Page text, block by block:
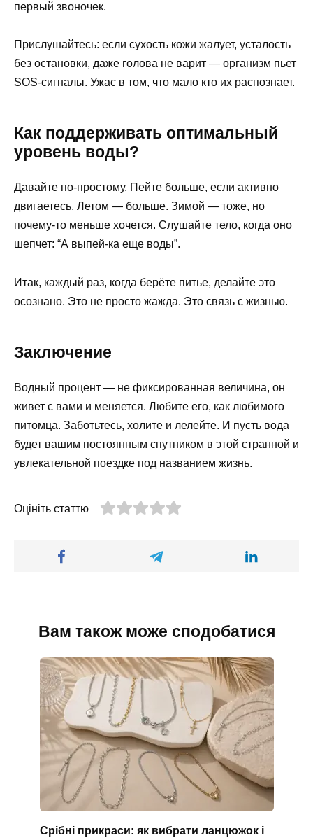
первый звоночек.
Прислушайтесь: если сухость кожи жалует, усталость
без остановки, даже голова не варит — организм пьет
SOS-сигналы. Ужас в том, что мало кто их распознает.
Как поддерживать оптимальный
уровень воды?
Давайте по-простому. Пейте больше, если активно
двигаетесь. Летом — больше. Зимой — тоже, но
почему-то меньше хочется. Слушайте тело, когда оно
шепчет: “А выпей-ка еще воды”.
Итак, каждый раз, когда берёте питье, делайте это
осознано. Это не просто жажда. Это связь с жизнью.
Заключение
Водный процент — не фиксированная величина, он
живет с вами и меняется. Любите его, как любимого
питомца. Заботьтесь, холите и лелейте. И пусть вода
будет вашим постоянным спутником в этой странной и
увлекательной поездке под названием жизнь.
Оцініть статтю
Вам також може сподобатися
Срібні прикраси: як вибрати ланцюжок і